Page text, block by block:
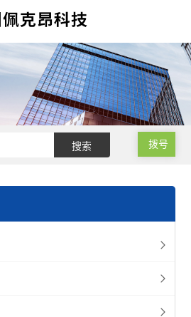
拨号